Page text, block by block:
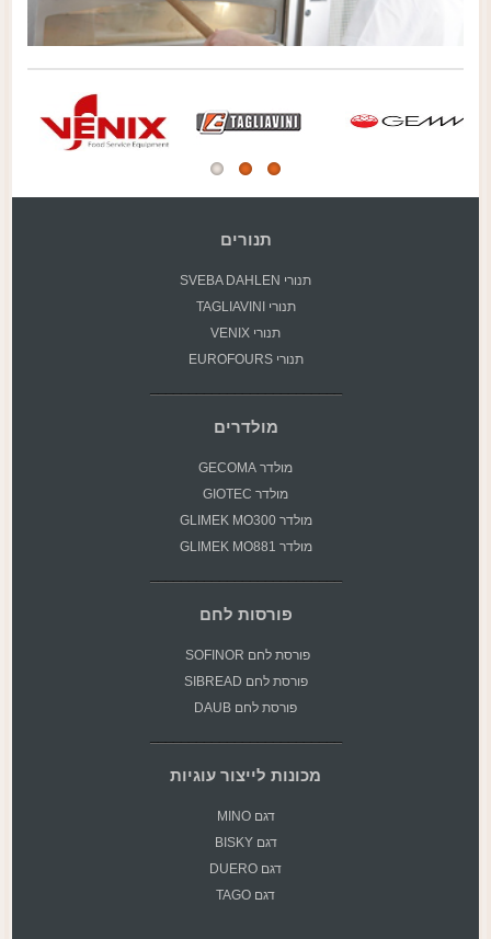
תנורים
תנורי SVEBA DAHLEN
תנורי TAGLIAVINI
תנורי VENIX
תנורי EUROFOURS
מולדרים
מולדר GECOMA
מולדר GIOTEC
מולדר GLIMEK MO300
מולדר GLIMEK MO881
פורסות לחם
פורסת לחם SOFINOR
פורסת לחם SIBREAD
פורסת לחם DAUB
מכונות לייצור עוגיות
דגם MINO
דגם BISKY
דגם DUERO
דגם TAGO